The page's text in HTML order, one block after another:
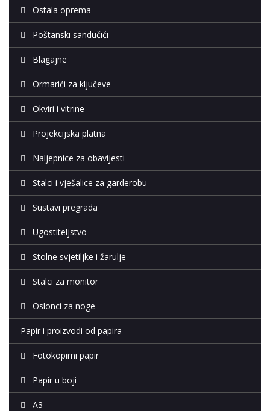
Ostala oprema
Poštanski sandučići
Blagajne
Ormarići za ključeve
Okviri i vitrine
Projekcijska platna
Naljepnice za obavijesti
Stalci i vješalice za garderobu
Sustavi pregrada
Ugostiteljstvo
Stolne svjetiljke i žarulje
Stalci za monitor
Oslonci za noge
Papir i proizvodi od papira
Fotokopirni papir
Papir u boji
A3